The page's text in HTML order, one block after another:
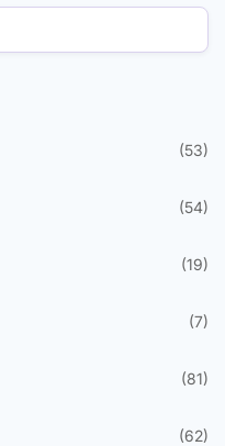
(53)
(54)
(19)
(7)
(81)
(62)